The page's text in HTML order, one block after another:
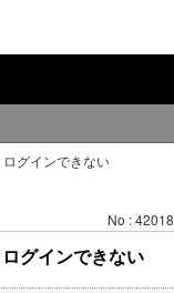
ログインできない
No : 42018
ログインできない